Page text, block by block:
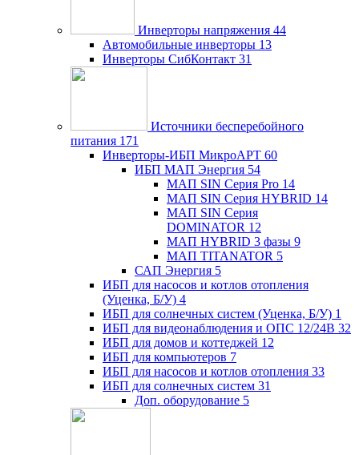
Инверторы напряжения 44
Автомобильные инверторы 13
Инверторы СибКонтакт 31
Источники бесперебойного
питания 171
Инверторы-ИБП МикроАРТ 60
ИБП МАП Энергия 54
МАП SIN Серия Pro 14
МАП SIN Серия HYBRID 14
МАП SIN Серия
DOMINATOR 12
МАП HYBRID 3 фазы 9
МАП TITANATOR 5
САП Энергия 5
ИБП для насосов и котлов отопления
(Уценка, Б/У) 4
ИБП для солнечных систем (Уценка, Б/У) 1
ИБП для видеонаблюдения и ОПС 12/24В 32
ИБП для домов и коттеджей 12
ИБП для компьютеров 7
ИБП для насосов и котлов отопления 33
ИБП для солнечных систем 31
Доп. оборудование 5